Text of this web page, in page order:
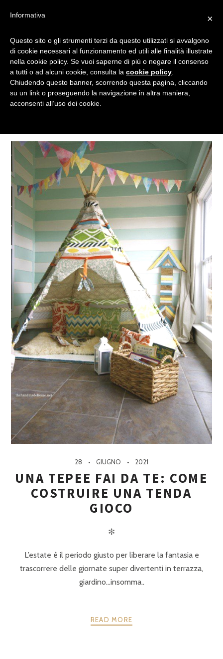
TEPEE
Tagged
28 GIUGNO 2021
UNA TEPEE FAI DA TE: COME
COSTRUIRE UNA TENDA
GIOCO
✻
L’estate è il periodo giusto per liberare la fantasia e
trascorrere delle giornate super divertenti in terrazza,
giardino…insomma..
READ MORE
×
Informativa
Questo sito o gli strumenti terzi da questo utilizzati si avvalgono
di cookie necessari al funzionamento ed utili alle finalità illustrate
nella cookie policy. Se vuoi saperne di più o negare il consenso
a tutti o ad alcuni cookie, consulta la cookie policy
Chiudendo questo banner, scorrendo questa pagina, cliccando
su un link o proseguendo la navigazione in altra maniera,
acconsenti all’uso dei cookie.